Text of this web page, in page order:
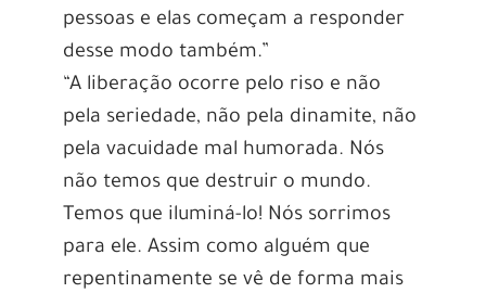
pessoas e elas começam a responder
desse modo também.”
“A liberação ocorre pelo riso e não
pela seriedade, não pela dinamite, não
pela vacuidade mal humorada. Nós
não temos que destruir o mundo.
Temos que iluminá-lo! Nós sorrimos
para ele. Assim como alguém que
repentinamente se vê de forma mais